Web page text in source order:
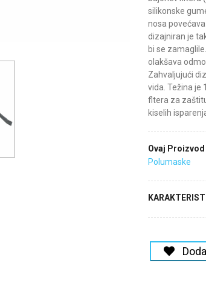
silikonske
nosa
dizajniran je
bi se
olakšava
Zahvaljujući
vida. Težina je
fltera za
kiselih
Ovaj
Polumaske